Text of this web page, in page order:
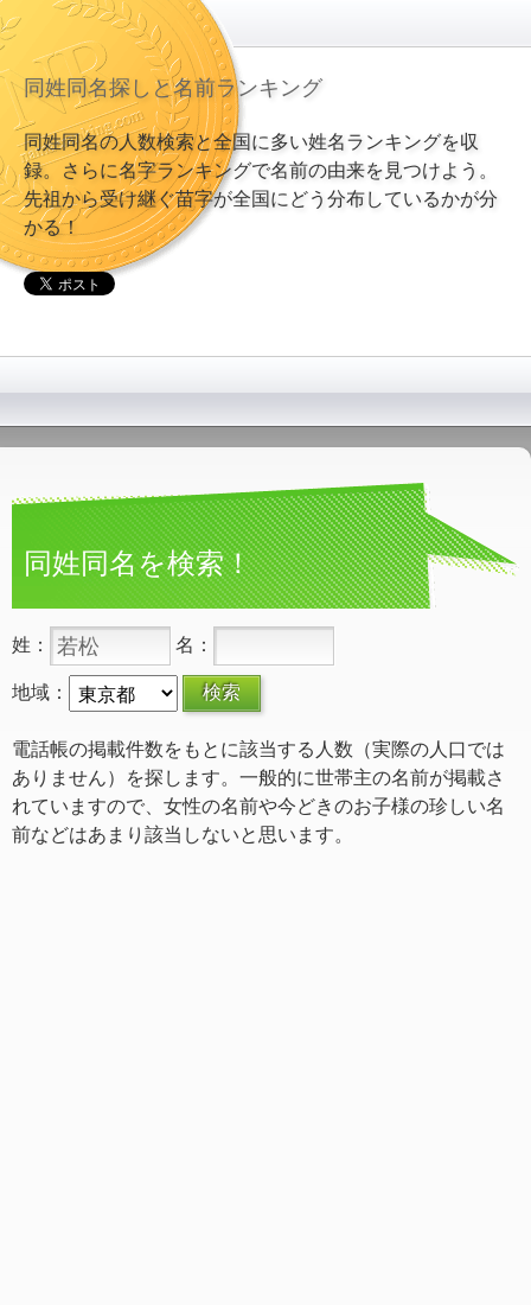
同姓同名探しと名前ランキング
同姓同名の人数検索と全国に多い姓名ランキングを収
録。さらに名字ランキングで名前の由来を見つけよう。
先祖から受け継ぐ苗字が全国にどう分布しているかが分
かる！
同姓同名を検索！
姓： 名：
地域：
電話帳の掲載件数をもとに該当する人数（実際の人口では
ありません）を探します。一般的に世帯主の名前が掲載さ
れていますので、女性の名前や今どきのお子様の珍しい名
前などはあまり該当しないと思います。